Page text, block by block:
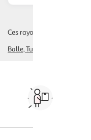
Ces rayons pourraient
Balle, Tunnel